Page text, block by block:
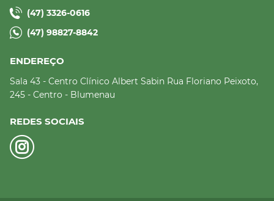
(47) 3326-0616
(47) 98827-8842
ENDEREÇO
Sala 43 - Centro Clínico Albert Sabin Rua Floriano Peixoto,
245 - Centro - Blumenau
REDES SOCIAIS